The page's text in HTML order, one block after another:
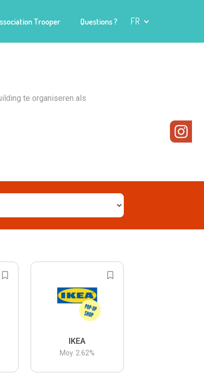
Trooper Questions ? FR
te organiseren als
IKEA
Moy. 2.62%